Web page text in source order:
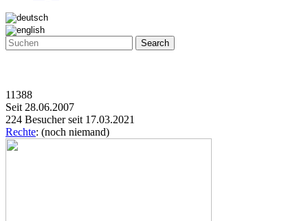
Search
11388
Seit 28.06.2007
224 Besucher seit 17.03.2021
Rechte: (noch niemand)